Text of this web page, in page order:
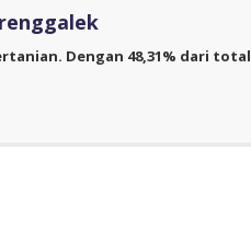
Dengan 48,31% dari total